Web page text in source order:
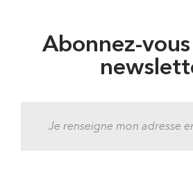
Abonnez-